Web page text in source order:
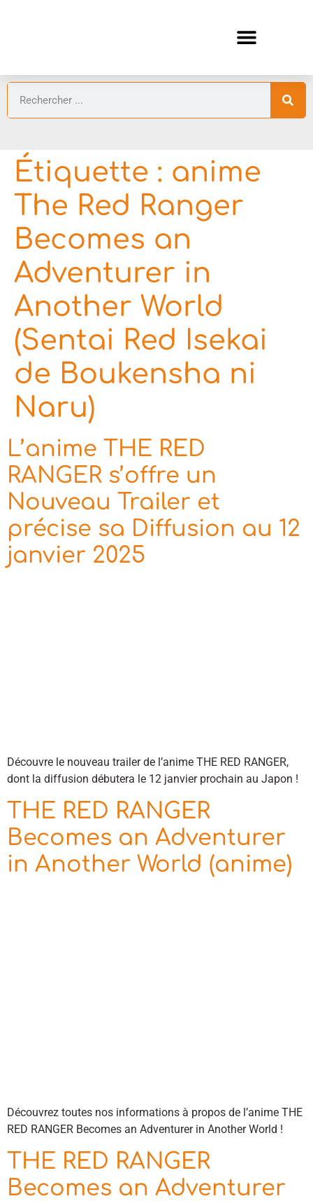
Étiquette : anime
The Red Ranger
Becomes an
Adventurer in
Another World
(Sentai Red Isekai
de Boukensha ni
Naru)
L’anime THE RED
RANGER s’offre un
Nouveau Trailer et
précise sa Diffusion au 12
janvier 2025
Découvre le nouveau trailer de l’anime THE RED RANGER,
dont la diffusion débutera le 12 janvier prochain au Japon !
THE RED RANGER
Becomes an Adventurer
in Another World (anime)
Découvrez toutes nos informations à propos de l’anime THE
RED RANGER Becomes an Adventurer in Another World !
THE RED RANGER
Becomes an Adventurer